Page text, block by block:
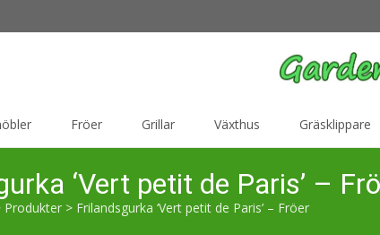
Fröer Grillar Växthus Gräsklippare
‘Vert petit de Paris’ –
Produkter > Frilandsgurka ‘Vert petit de Paris’ – Fröer